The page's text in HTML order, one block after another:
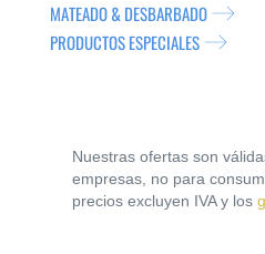
MATEADO & DESBARBADO
PRODUCTOS ESPECIALES
Nuestras ofertas son
empresas, no para
precios excluyen IVA y los